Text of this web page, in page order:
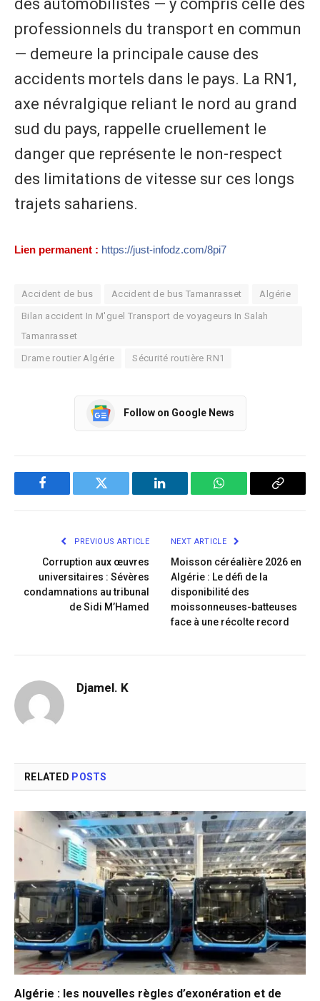
des automobilistes — y compris celle des
professionnels du transport en commun
— demeure la principale cause des
accidents mortels dans le pays. La RN1,
axe névralgique reliant le nord au grand
sud du pays, rappelle cruellement le
danger que représente le non-respect
des limitations de vitesse sur ces longs
trajets sahariens.
Lien permanent : https://just-infodz.com/8pi7
Accident de bus Accident de bus Tamanrasset Algérie
​Bilan accident In M'guel ​Transport de voyageurs In Salah
Tamanrasset
​Drame routier Algérie ​Sécurité routière RN1
Follow on Google News
Facebook Twitter LinkedIn WhatsApp Copy
PREVIOUS ARTICLE
Corruption aux œuvres
universitaires : Sévères
condamnations au tribunal
de Sidi M’Hamed
NEXT ARTICLE
Moisson céréalière 2026 en
Algérie : Le défi de la
disponibilité des
moissonneuses-batteuses
face à une récolte record
Djamel. K
RELATED POSTS
Algérie : les nouvelles règles d’exonération et de